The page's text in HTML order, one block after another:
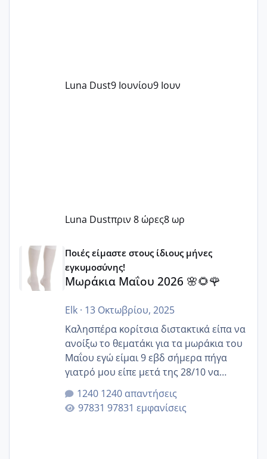
Luna Dust9 Ιουνίου9 Ιουν
Luna Dustπριν 8 ώρες8 ωρ
Μωράκια Μαΐου 2026 🌸🌻🌹
Ποιές είμαστε στους ίδιους μήνες
εγκυμοσύνης!
Μωράκια Μαΐου 2026 🌸🌻🌹
Elk· 13 Οκτωβρίου, 2025
Καλησπέρα κορίτσια διστακτικά είπα να
ανοίξω το θεματάκι για τα μωράκια του
Μαΐου εγώ είμαι 9 εβδ σήμερα πήγα
γιατρό μου είπε μετά της 28/10 να
κλείσω ραντεβού για την αυχενική είναι
καμιά άλλη κοπέλα να γεννάει Μάιο ;;
1240 απαντήσεις
97831 εμφανίσεις